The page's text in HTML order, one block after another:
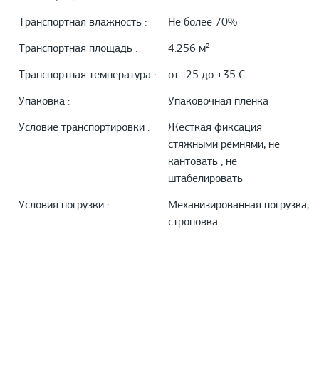
Транспортная влажность : Не более 70%
Транспортная площадь : 4.256 м²
Транспортная температура : от -25 до +35 С
Упаковка : Упаковочная пленка
Условие транспортировки :
Жесткая фиксация
стяжными ремнями, не
кантовать , не
штабелировать
Условия погрузки :
Механизированная погрузка,
строповка